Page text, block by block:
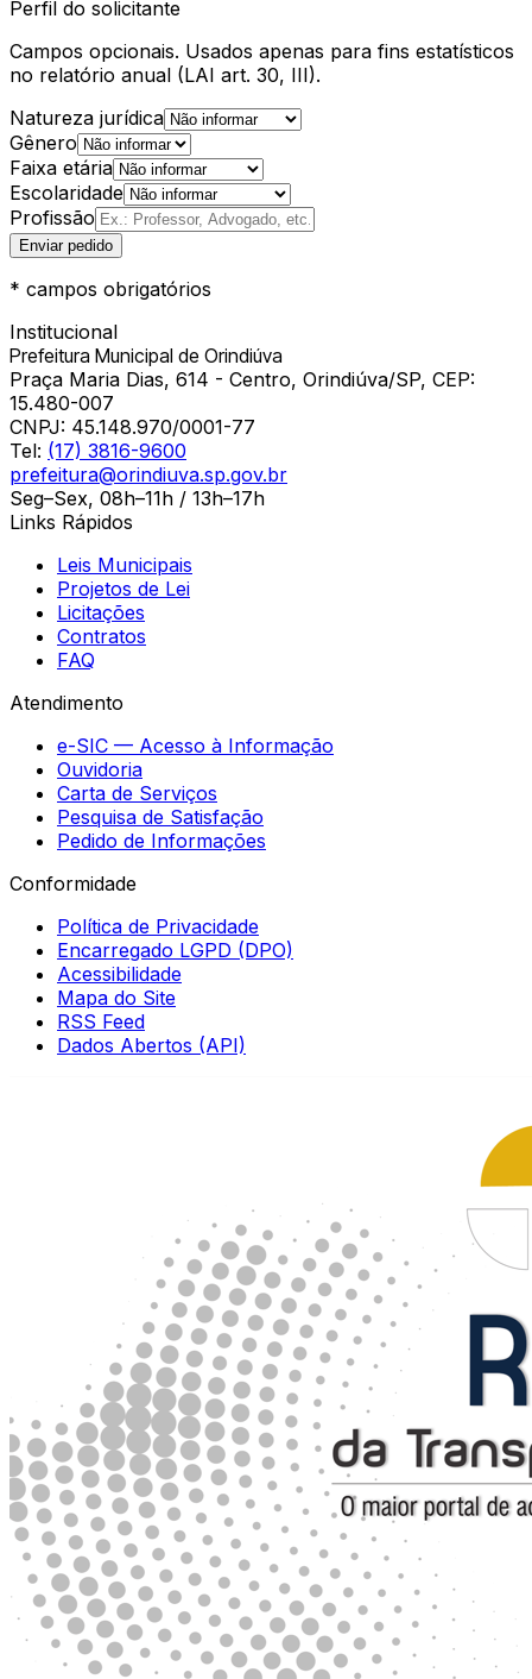
Perfil do solicitante
Campos opcionais. Usados apenas para fins estatísticos
no relatório anual (LAI art. 30, III).
Natureza jurídica
Gênero
Faixa etária
Escolaridade
Profissão
Enviar pedido
* campos obrigatórios
Institucional
Prefeitura Municipal de Orindiúva
Praça Maria Dias, 614 - Centro, Orindiúva/SP, CEP:
15.480-007
CNPJ: 45.148.970/0001-77
Tel: (17) 3816-9600
prefeitura@orindiuva.sp.gov.br
Seg–Sex, 08h–11h / 13h–17h
Links Rápidos
Leis Municipais
Projetos de Lei
Licitações
Contratos
FAQ
Atendimento
e-SIC — Acesso à Informação
Ouvidoria
Carta de Serviços
Pesquisa de Satisfação
Pedido de Informações
Conformidade
Política de Privacidade
Encarregado LGPD (DPO)
Acessibilidade
Mapa do Site
RSS Feed
Dados Abertos (API)